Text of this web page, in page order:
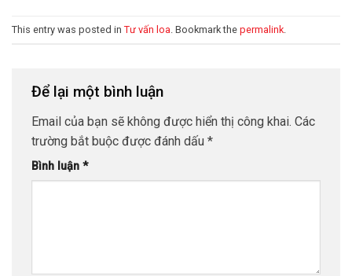
This entry was posted in Tư vấn loa . Bookmark the permalink
Để lại một bình luận
Email của bạn sẽ không được hiển thị công khai. Các
trường bắt buộc được đánh dấu *
Bình luận *